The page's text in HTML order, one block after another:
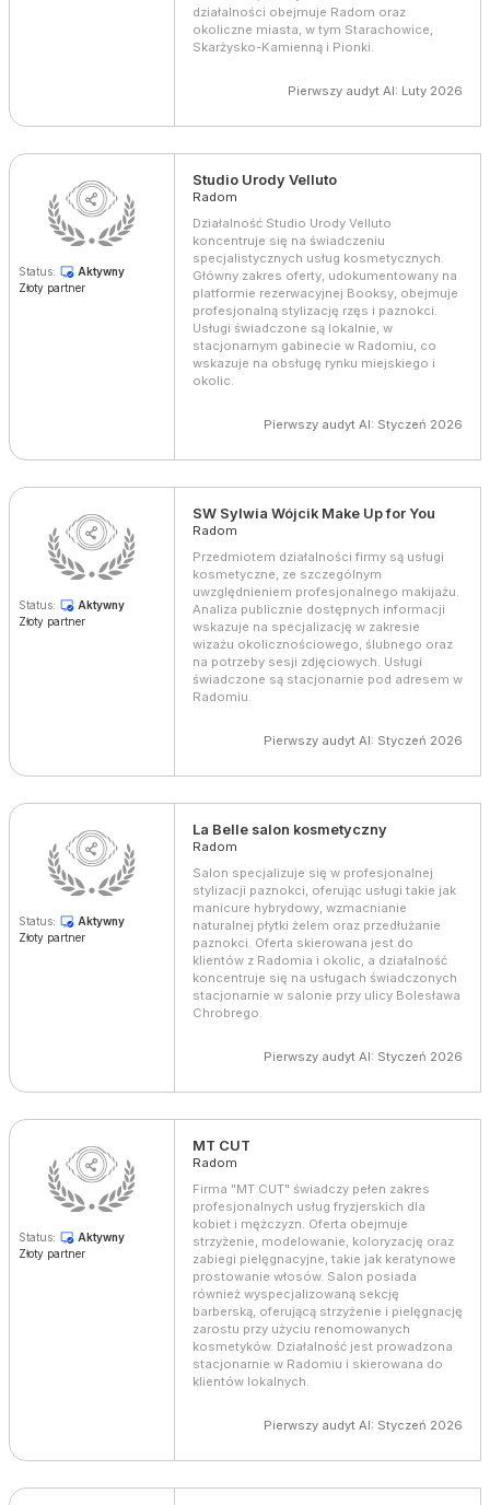
działalności obejmuje Radom oraz
okoliczne miasta, w tym Starachowice,
Skarżysko-Kamienną i Pionki.
Pierwszy audyt AI: Luty 2026
Status:
Aktywny
Złoty partner
Studio Urody Velluto
Radom
Działalność Studio Urody Velluto
koncentruje się na świadczeniu
specjalistycznych usług kosmetycznych.
Główny zakres oferty, udokumentowany na
platformie rezerwacyjnej Booksy, obejmuje
profesjonalną stylizację rzęs i paznokci.
Usługi świadczone są lokalnie, w
stacjonarnym gabinecie w Radomiu, co
wskazuje na obsługę rynku miejskiego i
okolic.
Pierwszy audyt AI: Styczeń 2026
Status:
Aktywny
Złoty partner
SW Sylwia Wójcik Make Up for You
Radom
Przedmiotem działalności firmy są usługi
kosmetyczne, ze szczególnym
uwzględnieniem profesjonalnego makijażu.
Analiza publicznie dostępnych informacji
wskazuje na specjalizację w zakresie
wizażu okolicznościowego, ślubnego oraz
na potrzeby sesji zdjęciowych. Usługi
świadczone są stacjonarnie pod adresem w
Radomiu.
Pierwszy audyt AI: Styczeń 2026
Status:
Aktywny
Złoty partner
La Belle salon kosmetyczny
Radom
Salon specjalizuje się w profesjonalnej
stylizacji paznokci, oferując usługi takie jak
manicure hybrydowy, wzmacnianie
naturalnej płytki żelem oraz przedłużanie
paznokci. Oferta skierowana jest do
klientów z Radomia i okolic, a działalność
koncentruje się na usługach świadczonych
stacjonarnie w salonie przy ulicy Bolesława
Chrobrego.
Pierwszy audyt AI: Styczeń 2026
Status:
Aktywny
Złoty partner
MT CUT
Radom
Firma "MT CUT" świadczy pełen zakres
profesjonalnych usług fryzjerskich dla
kobiet i mężczyzn. Oferta obejmuje
strzyżenie, modelowanie, koloryzację oraz
zabiegi pielęgnacyjne, takie jak keratynowe
prostowanie włosów. Salon posiada
również wyspecjalizowaną sekcję
barberską, oferującą strzyżenie i pielęgnację
zarostu przy użyciu renomowanych
kosmetyków. Działalność jest prowadzona
stacjonarnie w Radomiu i skierowana do
klientów lokalnych.
Pierwszy audyt AI: Styczeń 2026